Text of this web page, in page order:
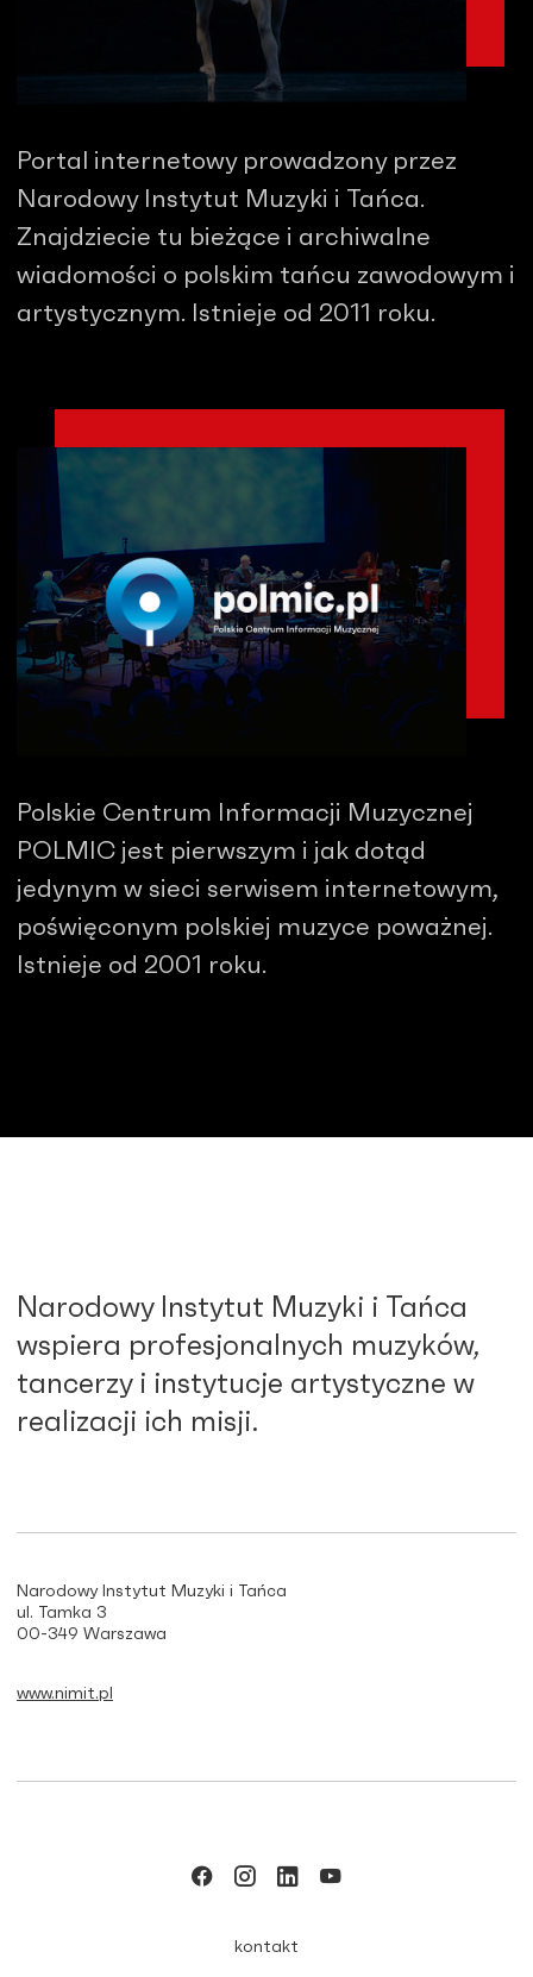
Portal internetowy prowadzony przez
Narodowy Instytut Muzyki i Tańca.
Znajdziecie tu bieżące i archiwalne
wiadomości o polskim tańcu zawodowym i
artystycznym. Istnieje od 2011 roku.
Polskie Centrum Informacji Muzycznej
POLMIC jest pierwszym i jak dotąd
jedynym w sieci serwisem internetowym,
poświęconym polskiej muzyce poważnej.
Istnieje od 2001 roku.
Narodowy Instytut Muzyki i Tańca
wspiera profesjonalnych muzyków,
tancerzy i instytucje artystyczne w
realizacji ich misji.
Narodowy Instytut Muzyki i Tańca
ul. Tamka 3
00-349 Warszawa
www.nimit.pl
kontakt